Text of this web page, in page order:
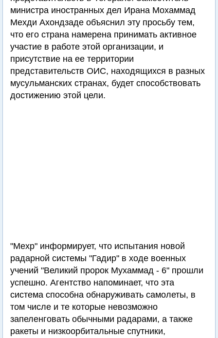
министра иностранных дел Ирана Мохаммад
Мехди Ахондзаде объяснил эту просьбу тем,
что его страна намерена принимать активное
участие в работе этой организации, и
присутствие на ее территории
представительств ОИС, находящихся в разных
мусульманских странах, будет способствовать
достижению этой цели.
"Мехр" информирует, что испытания новой
радарной системы "Гадир" в ходе военных
учений "Великий пророк Мухаммад - 6" прошли
успешно. Агентство напоминает, что эта
система способна обнаруживать самолеты, в
том числе и те которые невозможно
запеленговать обычными радарами, а также
ракеты и низкоорбитальные спутники,